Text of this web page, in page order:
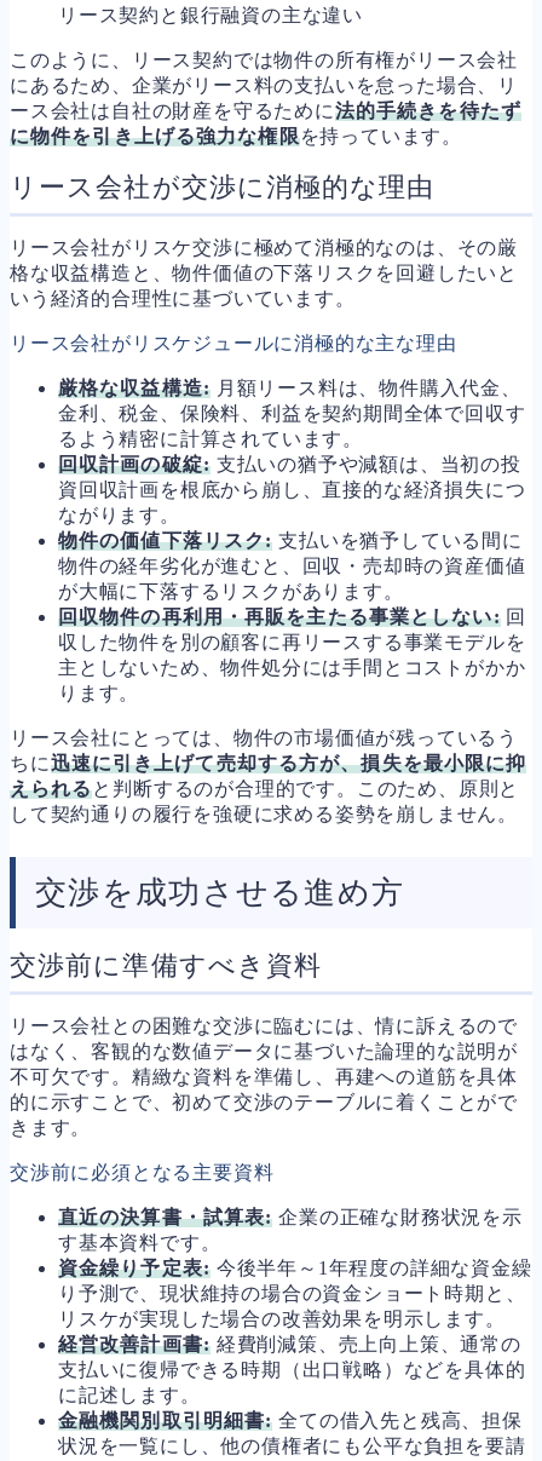
リース契約と銀行融資の主な違い
このように、リース契約では物件の所有権がリース会社
にあるため、企業がリース料の支払いを怠った場合、リ
ース会社は自社の財産を守るために法的手続きを待たず
に物件を引き上げる強力な権限を持っています。
リース会社が交渉に消極的な理由
リース会社がリスケ交渉に極めて消極的なのは、その厳
格な収益構造と、物件価値の下落リスクを回避したいと
いう経済的合理性に基づいています。
リース会社がリスケジュールに消極的な主な理由
厳格な収益構造:月額リース料は、物件購入代金、
金利、税金、保険料、利益を契約期間全体で回収す
るよう精密に計算されています。
回収計画の破綻:支払いの猶予や減額は、当初の投
資回収計画を根底から崩し、直接的な経済損失につ
ながります。
物件の価値下落リスク: 支払いを猶予している間に
物件の経年劣化が進むと、回収・売却時の資産価値
が大幅に下落するリスクがあります。
回収物件の再利用・再販を主たる事業としない:回
収した物件を別の顧客に再リースする事業モデルを
主としないため、物件処分には手間とコストがかか
ります。
リース会社にとっては、物件の市場価値が残っているう
ちに迅速に引き上げて売却する方が、損失を最小限に抑
えられると判断するのが合理的です。このため、原則と
して契約通りの履行を強硬に求める姿勢を崩しません。
交渉を成功させる進め方
交渉前に準備すべき資料
リース会社との困難な交渉に臨むには、情に訴えるので
はなく、客観的な数値データに基づいた論理的な説明が
不可欠です。精緻な資料を準備し、再建への道筋を具体
的に示すことで、初めて交渉のテーブルに着くことがで
きます。
交渉前に必須となる主要資料
直近の決算書・試算表: 企業の正確な財務状況を示
す基本資料です。
資金繰り予定表:今後半年～1年程度の詳細な資金繰
り予測で、現状維持の場合の資金ショート時期と、
リスケが実現した場合の改善効果を明示します。
経営改善計画書:経費削減策、売上向上策、通常の
支払いに復帰できる時期（出口戦略）などを具体的
に記述します。
金融機関別取引明細書: 全ての借入先と残高、担保
状況を一覧にし、他の債権者にも公平な負担を要請